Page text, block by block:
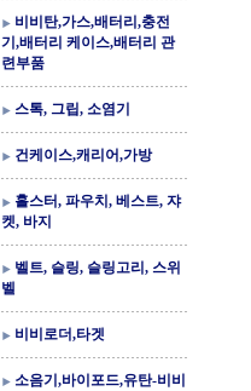
비비탄,가스,배터리,충전
기,배터리 케이스,배터리 관
련부품
스톡, 그립, 소염기
건케이스,캐리어,가방
홀스터, 파우치, 베스트, 쟈
켓, 바지
벨트, 슬링, 슬링고리, 스위
벨
비비로더,타겟
소음기,바이포드,유탄-비비